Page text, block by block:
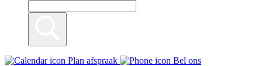
Plan afspraak Bel ons